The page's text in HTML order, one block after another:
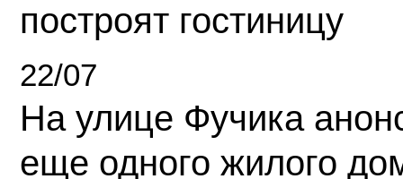
построят гостиницу
22/07
На улице Фучика
еще одного жилого